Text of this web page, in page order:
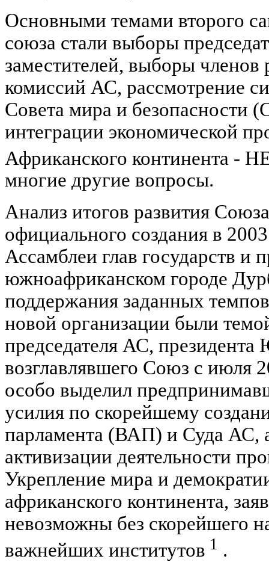
Основными темами второго
союза стали выборы
заместителей, выборы членов
комиссий АС, рассмотрение
Совета мира и безопасности
интеграции экономической
Африканского континента -
многие другие вопросы.
Анализ итогов развития
официального создания в
Ассамблеи глав государств и
южноафриканском городе
поддержания заданных
новой организации были
председателя АС,
возглавлявшего Союз с июля
особо выделил
усилия по скорейшему
парламента (ВАП) и Суда АС,
активизации деятельности
Укрепление мира и
африканского континента,
невозможны без скорейшего
важнейших институтов 1 .